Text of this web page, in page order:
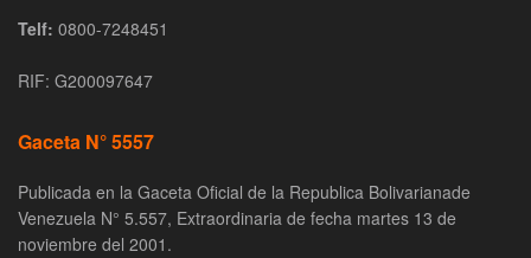
Telf: 0800-7248451
RIF: G200097647
Gaceta N° 5557
Publicada en la Gaceta Oficial de la Republica Bolivarianade
Venezuela N° 5.557, Extraordinaria de fecha martes 13 de
noviembre del 2001.